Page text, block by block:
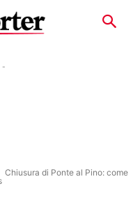
-
Chiusura di Ponte al Pino: come